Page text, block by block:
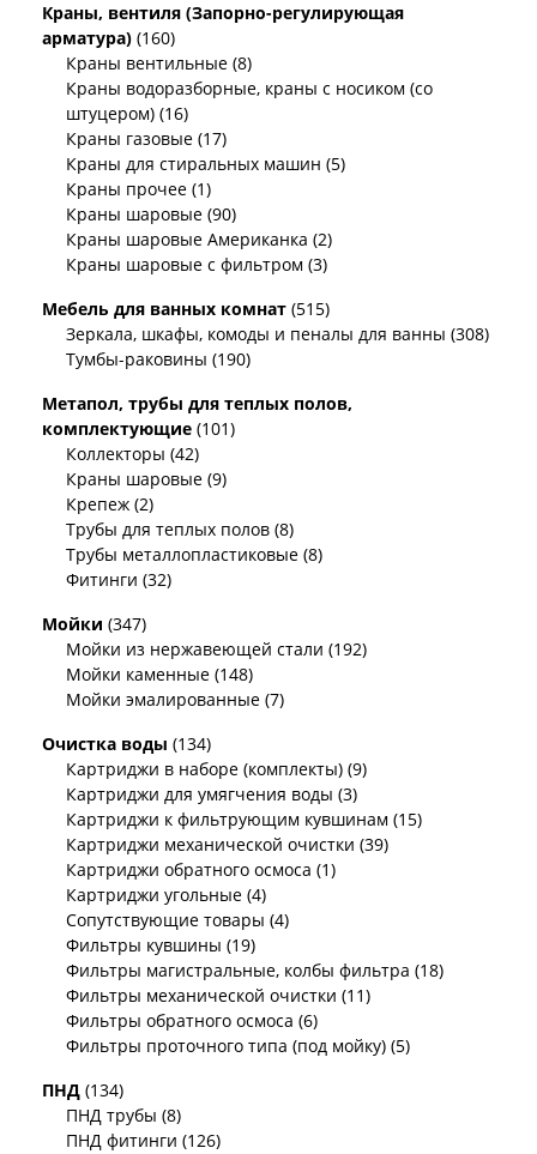
Краны, вентиля (Запорно-регулирующая
арматура) (160)
Краны вентильные (8)
Краны водоразборные, краны с носиком (со
штуцером) (16)
Краны газовые (17)
Краны для стиральных машин (5)
Краны прочее (1)
Краны шаровые (90)
Краны шаровые Американка (2)
Краны шаровые с фильтром (3)
Мебель для ванных комнат (515)
Зеркала, шкафы, комоды и пеналы для ванны (308)
Тумбы-раковины (190)
Метапол, трубы для теплых полов,
комплектующие (101)
Коллекторы (42)
Краны шаровые (9)
Крепеж (2)
Трубы для теплых полов (8)
Трубы металлопластиковые (8)
Фитинги (32)
Мойки (347)
Мойки из нержавеющей стали (192)
Мойки каменные (148)
Мойки эмалированные (7)
Очистка воды (134)
Картриджи в наборе (комплекты) (9)
Картриджи для умягчения воды (3)
Картриджи к фильтрующим кувшинам (15)
Картриджи механической очистки (39)
Картриджи обратного осмоса (1)
Картриджи угольные (4)
Сопутствующие товары (4)
Фильтры кувшины (19)
Фильтры магистральные, колбы фильтра (18)
Фильтры механической очистки (11)
Фильтры обратного осмоса (6)
Фильтры проточного типа (под мойку) (5)
ПНД (134)
ПНД трубы (8)
ПНД фитинги (126)